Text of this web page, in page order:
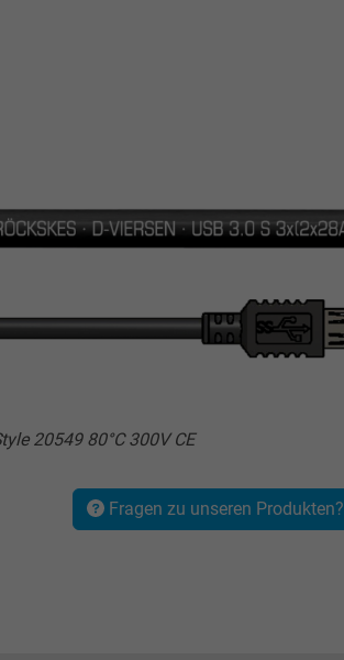
20549 80°C 300V CE
Fragen zu unseren Produkten?